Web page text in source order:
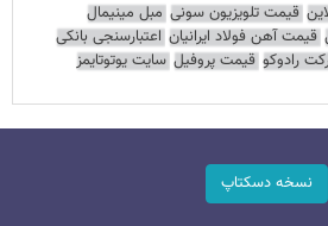
قیمت تلویزیون سونی مبل مینیمال
قیمت آهن فولاد ایرانیان اعتبارسنجی بانکی
رادوکو قیمت پروفیل سایت یوتوتایمز
نسخه دسکتاپ